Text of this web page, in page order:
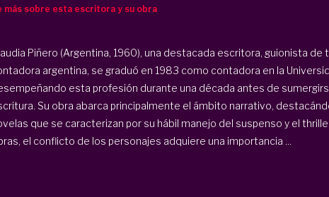
más sobre esta escritora y su obra
Piñero (Argentina, 1960), una destacada escritora, guionista de
argentina, se graduó en 1983 como contadora en la
esta profesión durante una década antes de
Su obra abarca principalmente el ámbito narrativo,
que se caracterizan por su hábil manejo del suspenso y el
el conflicto de los personajes adquiere una importancia ...